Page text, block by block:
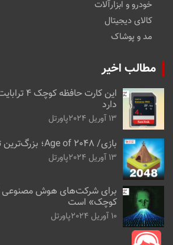
خودرو و ابزارآلات
کالای دیجیتال
مد و پوشاک
مطالب اخیر
این کارت
دارد
13 آوریل 2024 پاورتل
بازی/ Age of 2048؛ بزرگ‌ترین تمدن جهان را بسازید
13 آوریل 2024 پاورتل
برای شرکت‌های هوش مصنوعی
کوچک» است
10 آوریل 2024 پاورتل